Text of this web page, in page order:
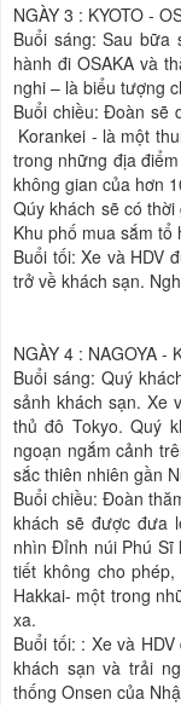
NGÀY 3 : KYOTO -
Buổi sáng: Sau bữa
hành đi OSAKA và
nghi – là biểu tượng
Buổi chiều: Đoàn sẽ
Korankei - là một
trong những địa
không gian của hơn
Qúy khách sẽ có
Khu phố mua sắm tổ
Buổi tối: Xe và HDV
trở về khách sạn.
NGÀY 4 : NAGOYA -
Buổi sáng: Quý
sảnh khách sạn. Xe
thủ đô Tokyo. Quý
ngoạn ngắm cảnh
sắc thiên nhiên gần
Buổi chiều: Đoàn
khách sẽ được đưa
nhìn Đỉnh núi Phú Sĩ
tiết không cho
Hakkai- một trong
xa.
Buổi tối: : Xe và
khách sạn và trải
thống Onsen của